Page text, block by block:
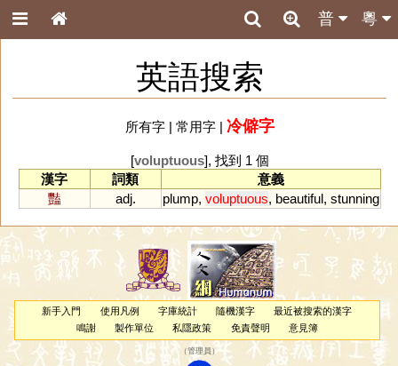
粵
普
英語搜索
所有字| 常用字| 冷僻字
[voluptuous], 找到 1 個
漢字
詞類
意義
豔
adj. plump, voluptuous, beautiful, stunning
新手入門 使用凡例 字庫統計 隨機漢字
最近被搜索的漢字
鳴謝
製作單位 私隱政策 免責聲明 意見簿
（管理員 ）